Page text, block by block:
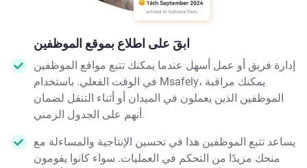
ابقَ على اطلاع بموقع الموظفين
إدارة فريق أو عمل أسهل عندما يمكنك تتبع مواقع الموظفين
في الوقت الفعلي. باستخدام Msafely، يمكنك مراقبة
الموظفين الذين يعملون في الميدان أو أثناء التنقل لضمان
أنهم على الجدول الزمني.
يساعد تتبع الموظفين هذا في تحسين الإنتاجية والمساءلة مع
منحك مزيدًا من التحكم في العمليات. سواء كانوا يقومون